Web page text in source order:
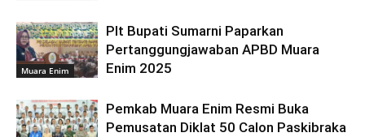
Muara Enim
Plt Bupati Sumarni Paparkan
Pertanggungjawaban APBD Muara
Enim 2025
Pemkab Muara Enim Resmi Buka
Pemusatan Diklat 50 Calon Paskibraka